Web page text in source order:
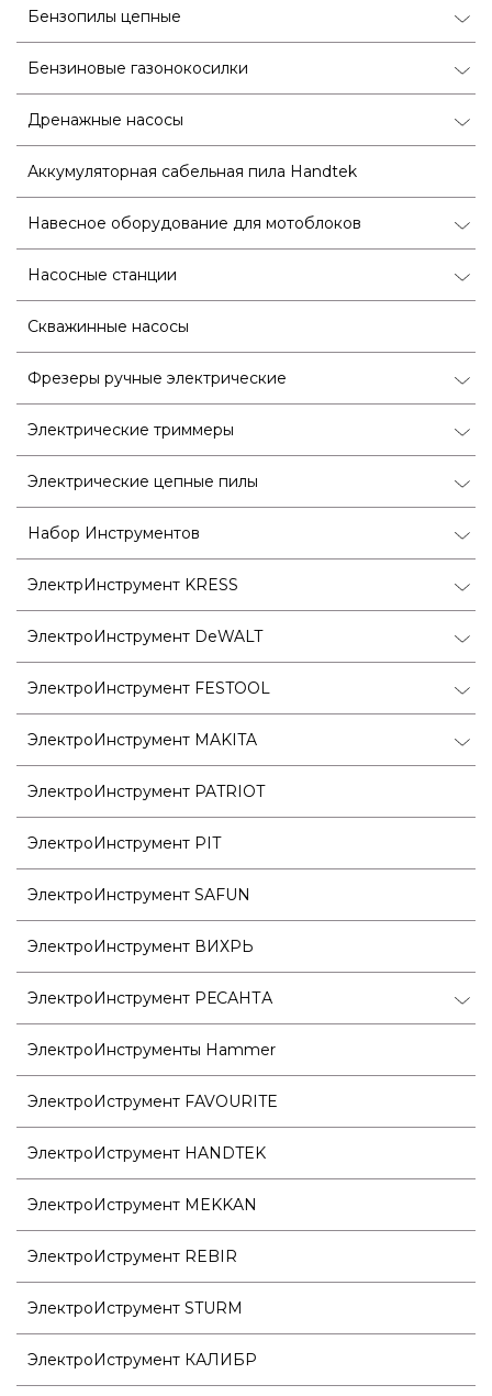
Бензопилы цепные
Бензиновые газонокосилки
Дренажные насосы
Аккумуляторная сабельная пила Handtek
Навесное оборудование для мотоблоков
Насосные станции
Скважинные насосы
Фрезеры ручные электрические
Электрические триммеры
Электрические цепные пилы
Набор Инструментов
ЭлектрИнструмент KRESS
ЭлектроИнструмент DeWALT
ЭлектроИнструмент FESTOOL
ЭлектроИнструмент MAKITA
ЭлектроИнструмент PATRIOT
ЭлектроИнструмент PIT
ЭлектроИнструмент SAFUN
ЭлектроИнструмент ВИХРЬ
ЭлектроИнструмент РЕСАНТА
ЭлектроИнструменты Hammer
ЭлектроИструмент FAVOURITE
ЭлектроИструмент HANDTEK
ЭлектроИструмент MEKKAN
ЭлектроИструмент REBIR
ЭлектроИструмент STURM
ЭлектроИструмент КАЛИБР